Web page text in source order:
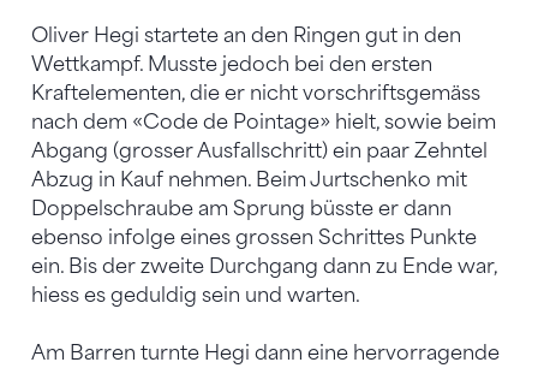
Oliver Hegi startete an den Ringen gut in den
Wettkampf. Musste jedoch bei den ersten
Kraftelementen, die er nicht vorschriftsgemäss
nach dem «Code de Pointage» hielt, sowie beim
Abgang (grosser Ausfallschritt) ein paar Zehntel
Abzug in Kauf nehmen. Beim Jurtschenko mit
Doppelschraube am Sprung büsste er dann
ebenso infolge eines grossen Schrittes Punkte
ein. Bis der zweite Durchgang dann zu Ende war,
hiess es geduldig sein und warten.
Am Barren turnte Hegi dann eine hervorragende